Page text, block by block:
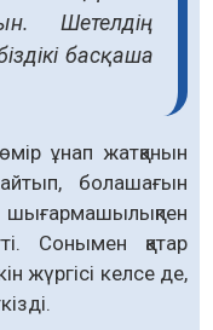
Шетелдің
басқаша
ұнап жатқанын
болашағын
Сонымен қатар
жүргісі келсе де,